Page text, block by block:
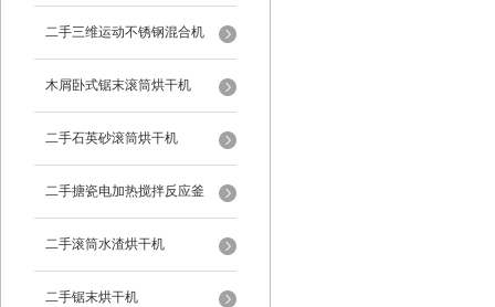
二手三维运动不锈钢混合机
木屑卧式锯末滚筒烘干机
二手石英砂滚筒烘干机
二手搪瓷电加热搅拌反应釜
二手滚筒水渣烘干机
二手锯末烘干机